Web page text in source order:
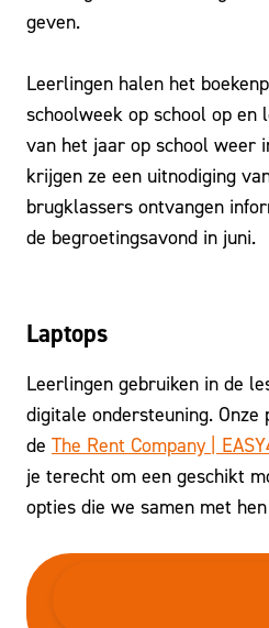
geven.
Leerlingen halen het
schoolweek op school op en
van het jaar op school weer
krijgen ze een uitnodiging
brugklassers ontvangen
de begroetingsavond in juni.
Laptops
Leerlingen gebruiken in de
digitale ondersteuning.
de The Rent Company |
je terecht om een geschikt
opties die we samen met